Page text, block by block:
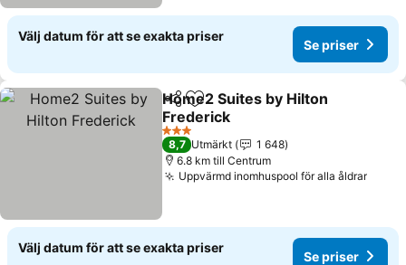
Välj datum för att se exakta priser
Se priser
Dela Lägg till i Mina Favoriter
Home2 Suites by Hilton
Frederick
Se priser
3 Stjärnor
8,7 Utmärkt
1 648
6.8 km till Centrum
Uppvärmd inomhuspool för alla åldrarSe
Välj datum för att se exakta priser
Se priser